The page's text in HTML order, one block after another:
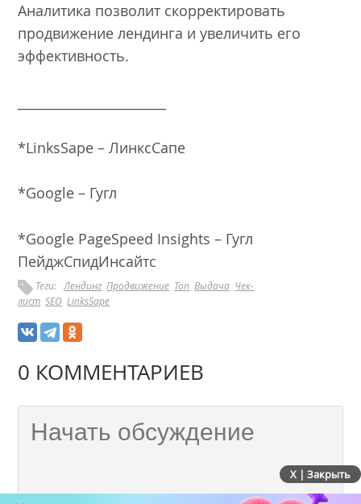
Аналитика позволит скорректировать
продвижение лендинга и увеличить его
эффективность.
*LinksSape – ЛинксСапе
*Google – Гугл
*Google PageSpeed Insights – Гугл
ПейджСпидИнсайтс
Теги: Лендинг Продвижение Топ Выдача Чек-
лист SEO LinksSape
0 КОММЕНТАРИЕВ
X | Закрыть